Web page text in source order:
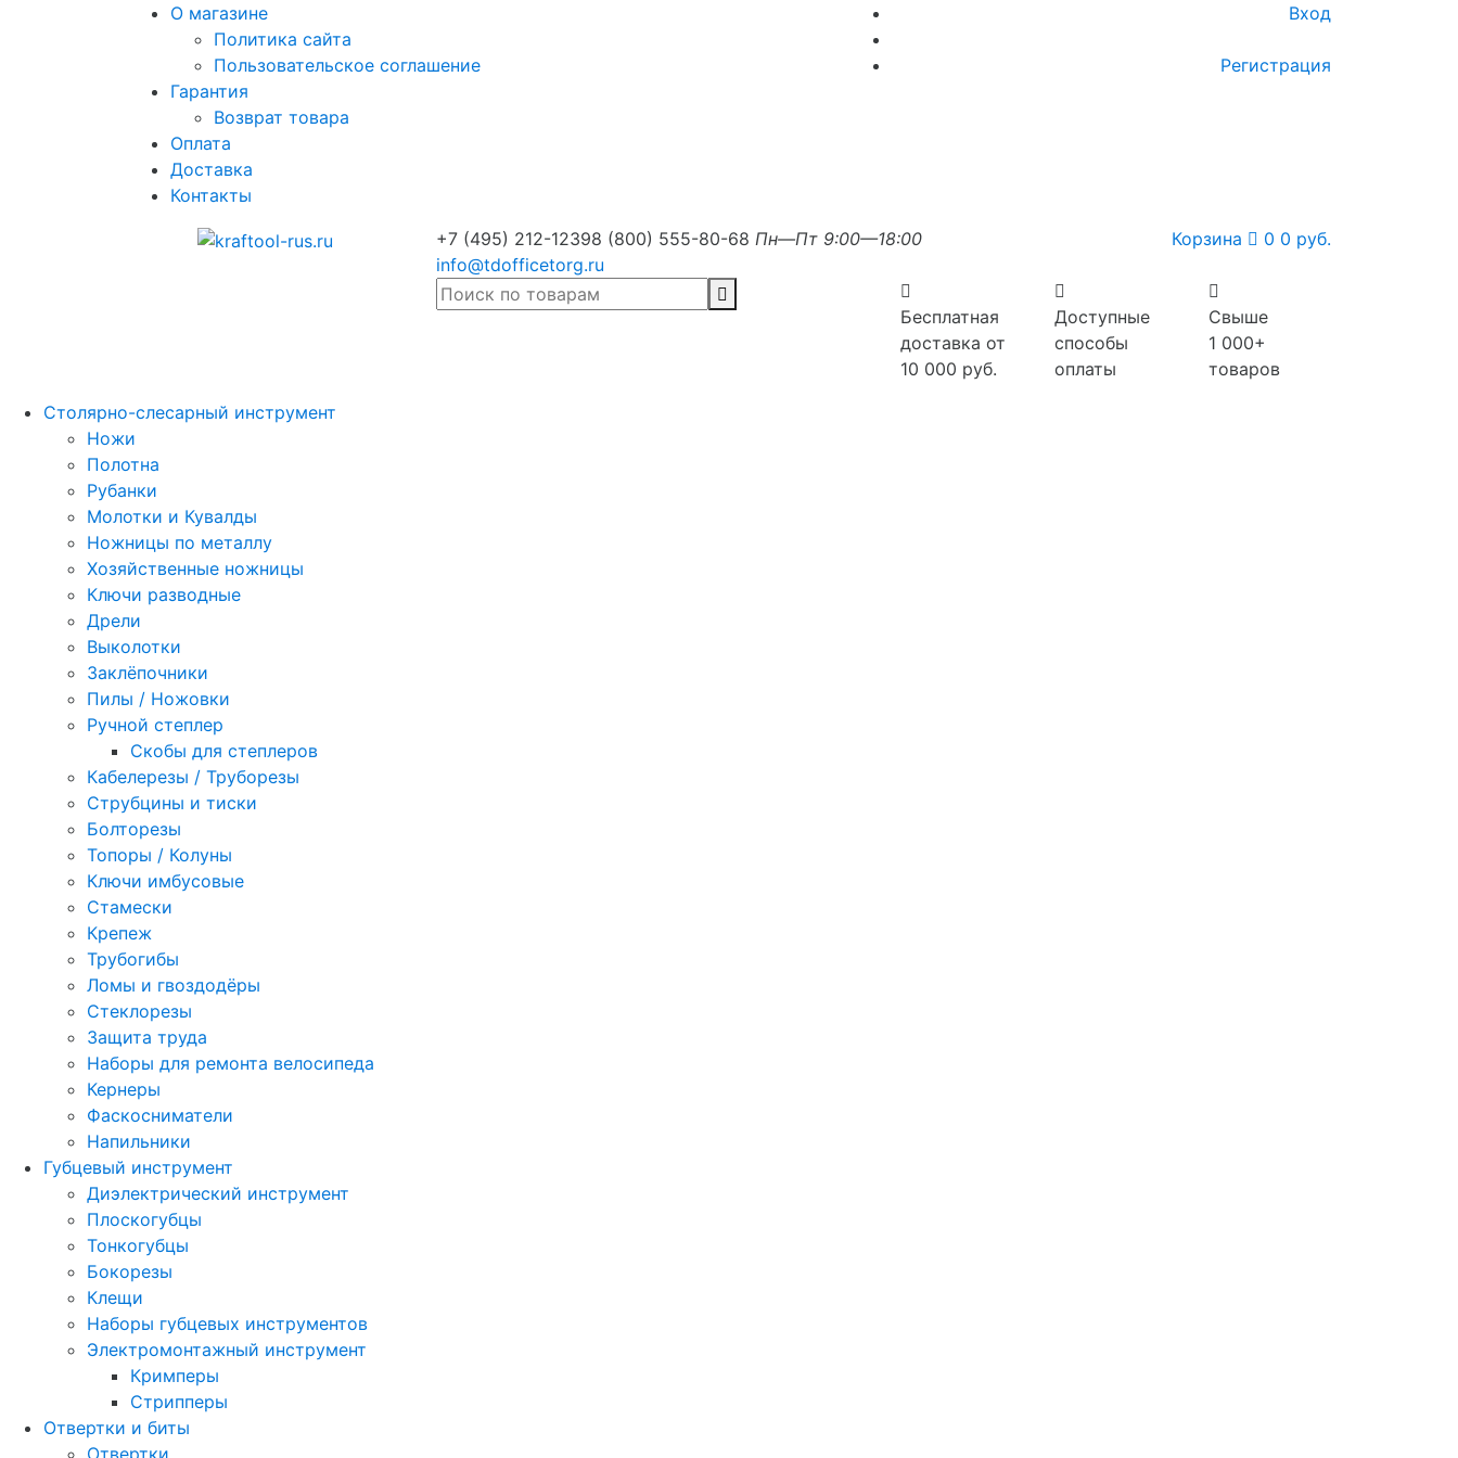
О магазине
Политика сайта
Пользовательское соглашение
Гарантия
Возврат товара
Оплата
Доставка
Контакты
Вход
Регистрация
+7 (495) 212-12398 (800) 555-80-68 Пн—Пт 9:00—18:00
info@tdofficetorg.ru
Корзина 0 0 руб.
Бесплатная
доставка от
10 000 руб.
Доступные
способы
оплаты
Свыше
1 000+
товаров
Столярно-слесарный инструмент
Ножи
Полотна
Рубанки
Молотки и Кувалды
Ножницы по металлу
Хозяйственные ножницы
Ключи разводные
Дрели
Выколотки
Заклёпочники
Пилы / Ножовки
Ручной степлер
Скобы для степлеров
Кабелерезы / Труборезы
Струбцины и тиски
Болторезы
Топоры / Колуны
Ключи имбусовые
Стамески
Крепеж
Трубогибы
Ломы и гвоздодёры
Стеклорезы
Защита труда
Наборы для ремонта велосипеда
Кернеры
Фаскосниматели
Напильники
Губцевый инструмент
Диэлектрический инструмент
Плоскогубцы
Тонкогубцы
Бокорезы
Клещи
Наборы губцевых инструментов
Электромонтажный инструмент
Кримперы
Стрипперы
Отвертки и биты
Отвертки